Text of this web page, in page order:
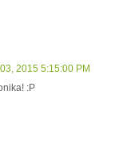
2015 5:15:00 PM
:P